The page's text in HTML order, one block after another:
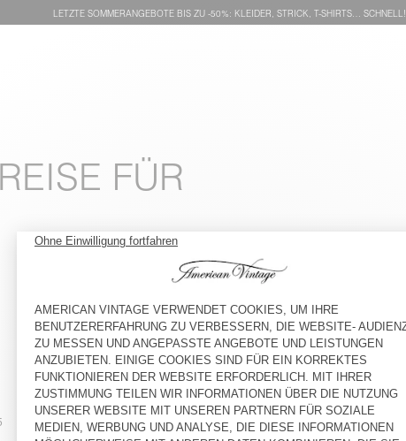
LETZTE SOMMERANGEBOTE BIS ZU -50%: KLEIDER, STRICK, T-SHIRTS… SCHNELL!
FÜR
HERREN-T-SHIRT GAMIPY
CHF 65 -30% CHF 45,50
HERREN-T-SHIRT DEVON
CHF 65
-40%
CHF 39
-30% CHF 27,30
HERREN-T-SHIRT NOUVEAU
MEXIQUE
CHF 70
-30% CHF 49
HERREN-T-SHIRT FIZVALLEY
CHF 60
-40%
CHF 36
-35% CHF 23,40